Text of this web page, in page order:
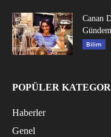
Canan
Bilim
POPÜLER
Haberler
Genel